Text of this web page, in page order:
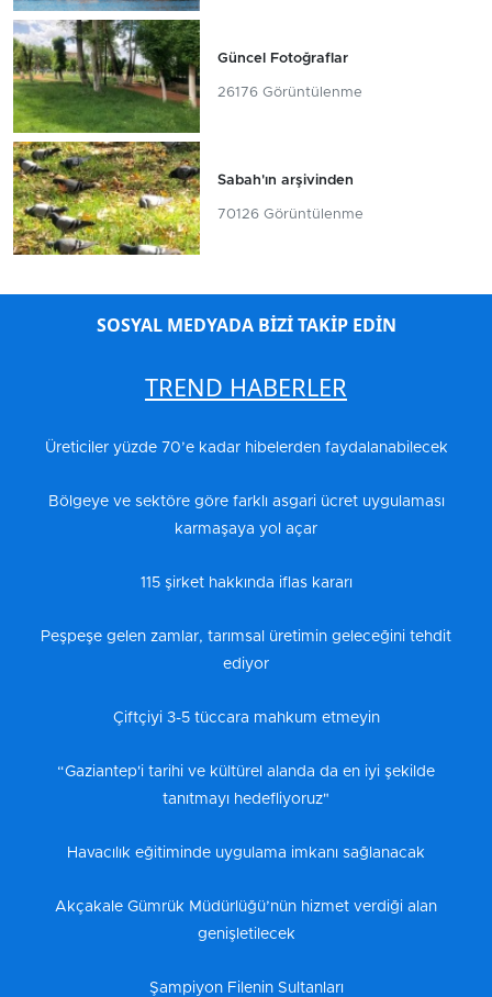
Güncel Fotoğraflar
26176 Görüntülenme
Sabah'ın arşivinden
70126 Görüntülenme
SOSYAL MEDYADA BİZİ TAKİP EDİN
TREND HABERLER
Üreticiler yüzde 70’e kadar hibelerden faydalanabilecek
Bölgeye ve sektöre göre farklı asgari ücret uygulaması
karmaşaya yol açar
115 şirket hakkında iflas kararı
Peşpeşe gelen zamlar, tarımsal üretimin geleceğini tehdit
ediyor
Çiftçiyi 3-5 tüccara mahkum etmeyin
“Gaziantep'i tarihi ve kültürel alanda da en iyi şekilde
tanıtmayı hedefliyoruz"
Havacılık eğitiminde uygulama imkanı sağlanacak
Akçakale Gümrük Müdürlüğü’nün hizmet verdiği alan
genişletilecek
Şampiyon Filenin Sultanları